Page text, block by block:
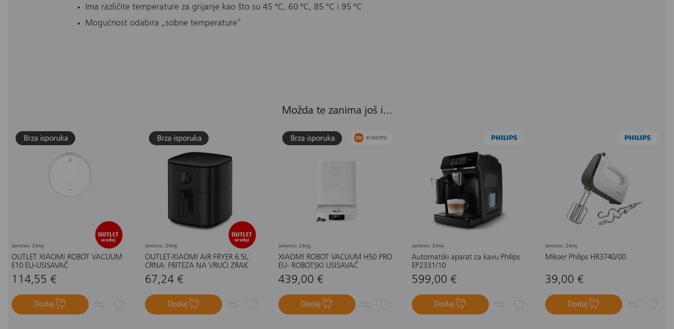
Ima različite temperature za grijanje kao što su 45 °C, 60 °C, 85 °C i 95 °C
Mogućnost odabira „sobne temperature“
Možda te zanima još i...
Jamstvo: 24mj.
OUTLET XIAOMI ROBOT VACUUM
E10 EU-USISAVAČ
114,55 €
Dodaj
Jamstvo: 24mj.
OUTLET-XIAOMI AIR FRYER 6.5L:
CRNA: FRITEZA NA VRUĆI ZRAK
67,24 €
Dodaj
Jamstvo: 24mj.
XIAOMI ROBOT VACUUM H50 PRO
EU- ROBOTSKI USISAVAČ
439,00 €
Dodaj
Jamstvo: 24mj.
Automatski aparat za kavu Philips
EP2331/10
599,00 €
Dodaj
Jamstvo: 24mj.
Mikser Philips HR3740/00
39,00 €
Dodaj